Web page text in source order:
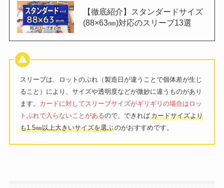
【徹底紹介】スタンダードサイズ
(88×63㎜)対応のスリーブ13選
スリーブは、ロットのぶれ（製造日が違うことで個体差が生じ
ること）により、サイズや透明度などが微妙に違うものがあり
ます。 カードに対してスリーブサイズがギリギリの場合はロッ
トぶれで入らないことがあるので、できればカードサイズより
も1.5㎜以上大きいサイズを選ぶのがおすすめです。